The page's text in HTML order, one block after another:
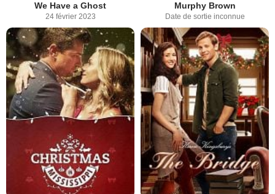
We Have a Ghost
24 février 2023
Murphy Brown
Date de sortie inconnue